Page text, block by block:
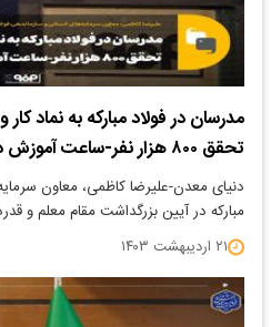
مدرسان در فولاد مبارکه به نماد
تحقق ۸۰۰ هزار نفر-ساعت آموزش در سال ۱۴۰۲
دنیای معدن-علیرضا کاظمی، معاون
مبارکه در آیین بزرگداشت مقام معلم و
۲۱ اردیبهشت ۱۴۰۳